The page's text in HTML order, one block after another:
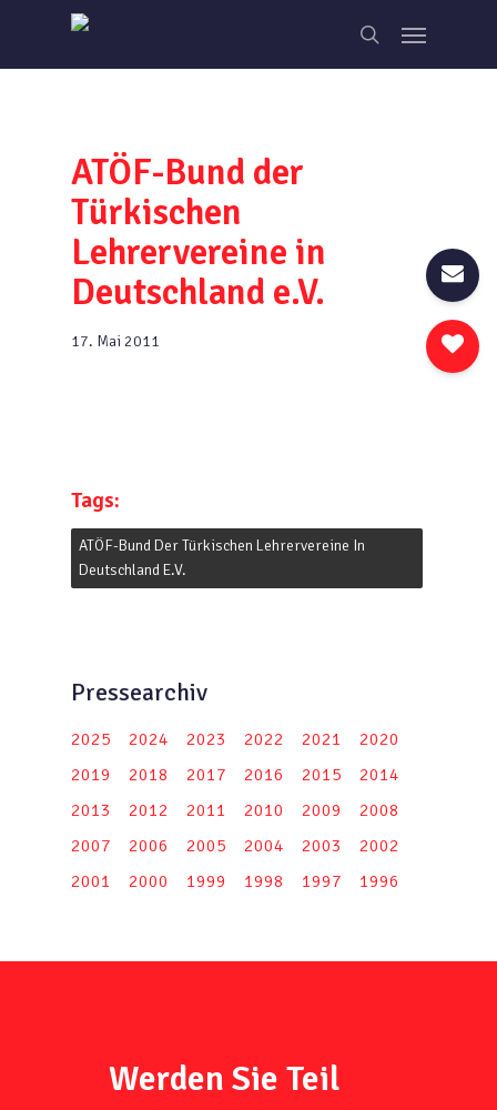
main
search
Menu
ATÖF-Bund der
Türkischen
Lehrervereine in
Deutschland e.V.
17. Mai 2011
Tags:
ATÖF-Bund Der Türkischen Lehrervereine In
Deutschland E.V.
Pressearchiv
2025 2024 2023 2022 2021
2020
2019
2018 2017 2016 2015
2014
2013
2012 2011 2010 2009
2008
2007
2006 2005 2004 2003
2002
2001
2000 1999 1998 1997 1996
Werden Sie Teil